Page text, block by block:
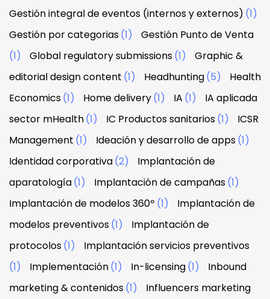
Gestión integral de eventos (internos y externos) (1)
Gestión por categorias(1)
Gestión Punto de Venta
(1)
Global regulatory submissions(1)
Graphic &
editorial design content (1) Headhunting(5)
Health
Economics(1) Home delivery(1) IA (1)
IA aplicada
sector mHealth(1) IC Productos sanitarios(1)
ICSR
Management (1) Ideación y desarrollo de apps(1)
Identidad corporativa(2)
Implantación de
aparatología(1) Implantación de campañas(1)
Implantación de modelos 360º (1)
Implantación de
modelos preventivos(1)
Implantación de
protocolos(1)
Implantación servicios preventivos
(1)
Implementación(1) In-licensing(1)
Inbound
marketing & contenidos(1)
Influencers marketing